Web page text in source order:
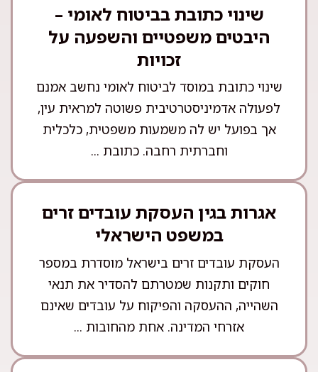
שינוי כתובת בביטוח לאומי –
היבטים משפטיים והשפעה על
זכויות
שינוי כתובת במוסד לביטוח לאומי נחשב אמנם
לפעולה אדמיניסטרטיבית פשוטה למראית עין,
אך בפועל יש לה משמעות משפטית, כלכלית
וחברתית רחבה. כתובת ...
אגרות בגין העסקת עובדים זרים
במשפט הישראלי
העסקת עובדים זרים בישראל מוסדרת במספר
חוקים ותקנות שמטרתם להסדיר את תנאי
השהייה, ההעסקה והפיקוח על עובדים שאינם
אזרחי המדינה. אחת מהחובות ...